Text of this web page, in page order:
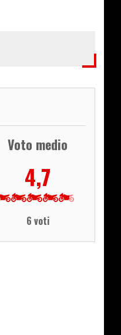
Voto medio
4,7
6 voti